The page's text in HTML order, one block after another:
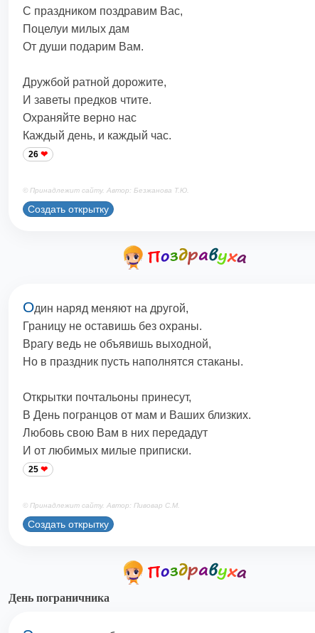
С праздником поздравим Вас,
Поцелуи милых дам
От души подарим Вам.
Дружбой ратной дорожите,
И заветы предков чтите.
Охраняйте верно нас
Каждый день, и каждый час.
26
© Принадлежит сайту. Автор: Безжанова Т.Ю.
Создать открытку
Один наряд меняют на другой,
Границу не оставишь без охраны.
Врагу ведь не объявишь выходной,
Но в праздник пусть наполнятся стаканы.
Открытки почтальоны принесут,
В День погранцов от мам и Ваших близких.
Любовь свою Вам в них передадут
И от любимых милые приписки.
25
© Принадлежит сайту. Автор: Пивовар С.М.
Создать открытку
День пограничника